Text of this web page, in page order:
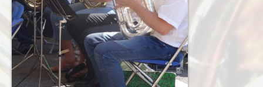
Terkabrass
Historique
Direction
Répertoire Musical